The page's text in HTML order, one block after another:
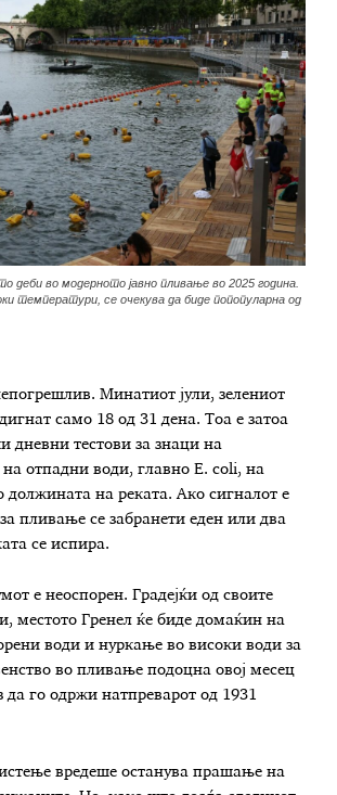
деби во модерното јавно пливање во 2025 година.
температури, се очекува да биде попопуларна од
Минатиот јули, зелениот
само 18 од 31 дена. Тоа е затоа
дневни тестови за знаци на
отпадни води, главно E. coli, на
должината на реката. Ако сигналот е
пливање се забранети еден или два
се испира.
е неоспорен. Градејќи од своите
местото Гренел ќе биде домаќин на
води и нуркање во високи води за
во пливање подоцна овој месец
да го одржи натпреварот од 1931
вредеше останува прашање на